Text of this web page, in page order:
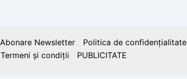
Abonare Newsletter
Politica de confidențialitate
Termeni și condiții
PUBLICITATE